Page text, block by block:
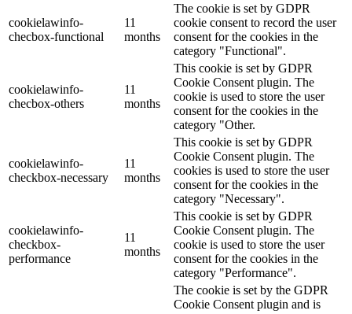
cookielawinfo-
checbox-functional
11
months
The cookie is set by GDPR
cookie consent to record the user
consent for the cookies in the
category "Functional".
cookielawinfo-
checbox-others
11
months
This cookie is set by GDPR
Cookie Consent plugin. The
cookie is used to store the user
consent for the cookies in the
category "Other.
cookielawinfo-
checkbox-necessary
11
months
This cookie is set by GDPR
Cookie Consent plugin. The
cookies is used to store the user
consent for the cookies in the
category "Necessary".
cookielawinfo-
checkbox-
performance
11
months
This cookie is set by GDPR
Cookie Consent plugin. The
cookie is used to store the user
consent for the cookies in the
category "Performance".
The cookie is set by the GDPR
Cookie Consent plugin and is